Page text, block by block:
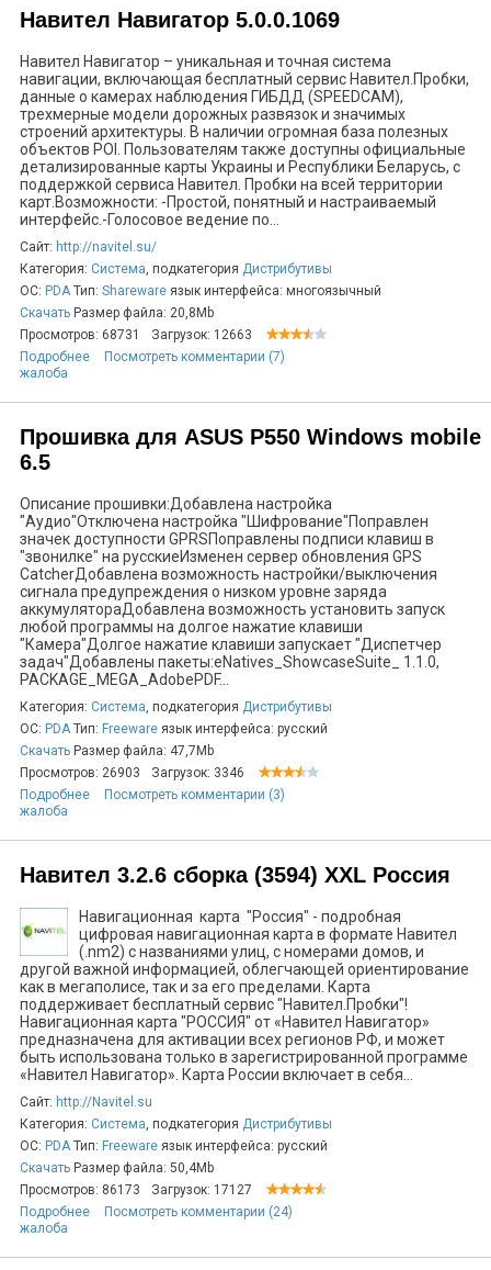
Навител Навигатор 5.0.0.1069
Навител Навигатор – уникальная и точная система
навигации, включающая бесплатный сервис Навител.Пробки,
данные о камерах наблюдения ГИБДД (SPEEDCAM),
трехмерные модели дорожных развязок и значимых
строений архитектуры. В наличии огромная база полезных
объектов POI. Пользователям также доступны официальные
детализированные карты Украины и Республики Беларусь, с
поддержкой сервиса Навител. Пробки на всей территории
карт.Возможности: -Простой, понятный и настраиваемый
интерфейс.-Голосовое ведение по...
Сайт: http://navitel.su/
Категория: Система, подкатегория Дистрибутивы
ОС: PDAТип: Shareware язык интерфейса: многоязычный
Скачать Размер файла: 20,8Mb
Просмотров: 68731
Загрузок: 12663
Подробнее
Посмотреть комментарии (7)
жалоба
Прошивка для ASUS P550 Windows mobile
6.5
Описание прошивки:Добавлена настройка
"Аудио"Отключена настройка "Шифрование"Поправлен
значек доступности GPRSПоправлены подписи клавиш в
"звонилке" на русскиеИзменен сервер обновления GPS
CatcherДобавлена возможность настройки/выключения
сигнала предупреждения о низком уровне заряда
аккумулятораДобавлена возможность установить запуск
любой программы на долгое нажатие клавиши
"Камера"Долгое нажатие клавиши запускает "Диспетчер
задач"Добавлены пакеты:eNatives_ShowcaseSuite_ 1.1.0,
PACKAGE_MEGA_AdobePDF...
Категория: Система, подкатегория Дистрибутивы
ОС: PDAТип: Freeware язык интерфейса: русский
Скачать Размер файла: 47,7Mb
Просмотров: 26903
Загрузок: 3346
Подробнее
Посмотреть комментарии (3)
жалоба
Навител 3.2.6 сборка (3594) XXL Россия
Навигационная карта "Россия" - подробная
цифровая навигационная карта в формате Навител
(.nm2) с названиями улиц, с номерами домов, и
другой важной информацией, облегчающей ориентирование
как в мегаполисе, так и за его пределами. Карта
поддерживает бесплатный сервис "Навител.Пробки"!
Навигационная карта "РОССИЯ" от «Навител Навигатор»
предназначена для активации всех регионов РФ, и может
быть использована только в зарегистрированной программе
«Навител Навигатор». Карта России включает в себя...
Сайт: http://Navitel.su
Категория: Система, подкатегория Дистрибутивы
ОС: PDAТип: Freeware язык интерфейса: русский
Скачать Размер файла: 50,4Mb
Просмотров: 86173
Загрузок: 17127
Подробнее
Посмотреть комментарии (24)
жалоба